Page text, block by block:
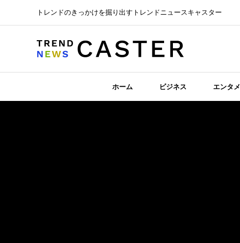
トレンドのきっかけを掘り出すトレンドニュースキャスター
ホーム ビジネス エンタメ